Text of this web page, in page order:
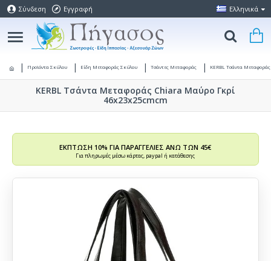
Σύνδεση Εγγραφή Ελληνικά
Προϊόντα Σκύλου Είδη Μεταφοράς Σκύλου Τσάντες Μεταφοράς KERBL Τσάντα
KERBL Τσάντα Μεταφοράς Chiara Μαύρο Γκρί
46x23x25cmcm
ΕΚΠΤΩΣΗ 10% ΓΙΑ ΠΑΡΑΓΓΕΛΙΕΣ ΑΝΩ ΤΩΝ 45€
Για πληρωμές μέσω κάρτας, paypal ή κατάθεσης